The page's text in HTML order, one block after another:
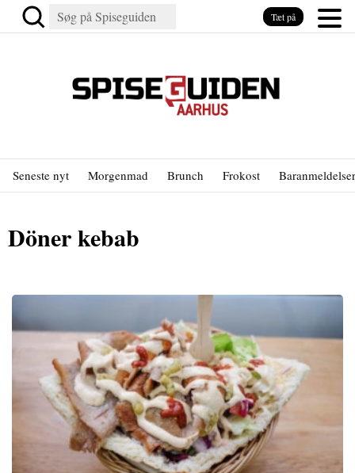
Seneste nyt Morgenmad Brunch Frokost Baranmeldelser
Döner kebab
Tæt på